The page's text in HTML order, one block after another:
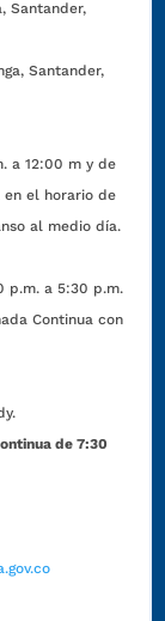
Santander,
Santander,
a 12:00 m y de
en el horario de
al medio día.
p.m. a 5:30 p.m.
Continua con
de 7:30